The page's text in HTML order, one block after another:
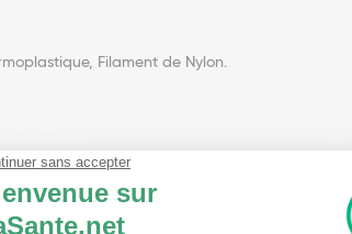
Filament de Nylon.